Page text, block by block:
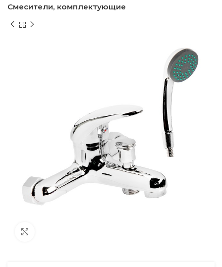
Смесители, комплектующие